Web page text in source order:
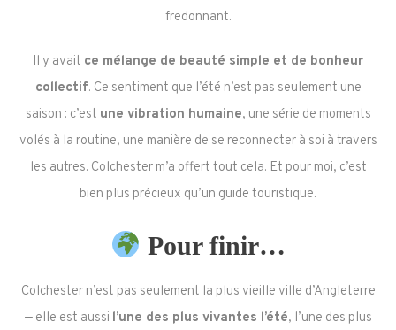
fredonnant.
Il y avait ce mélange de beauté simple et de bonheur
collectif. Ce sentiment que l’été n’est pas seulement une
saison : c’est une vibration humaine, une série de moments
volés à la routine, une manière de se reconnecter à soi à travers
les autres. Colchester m’a offert tout cela. Et pour moi, c’est
bien plus précieux qu’un guide touristique.
Pour finir…
Colchester n’est pas seulement la plus vieille ville d’Angleterre
— elle est aussi l’une des plus vivantes l’été, l’une des plus